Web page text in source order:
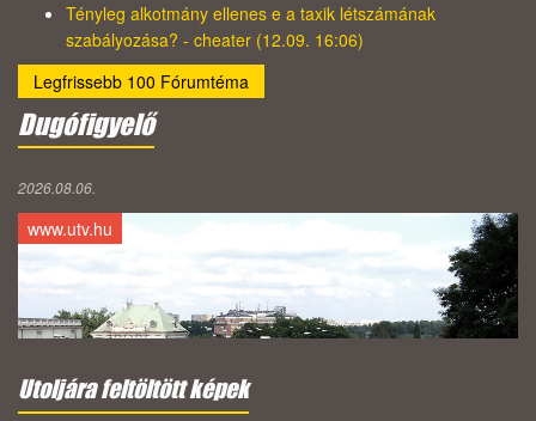
Tényleg alkotmány ellenes e a taxik létszámának
szabályozása? - cheater (12.09. 16:06)
Legfrissebb 100 Fórumtéma
Dugófigyelő
2026.08.06.
www.utv.hu
Utoljára feltöltött képek